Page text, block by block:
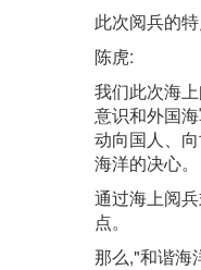
此次阅兵的
陈虎:
我们此次海
意识和外国
动向国人、
海洋的决心。
通过海上阅
点。
那么,"和谐海